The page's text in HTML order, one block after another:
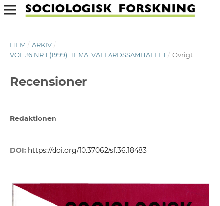
HEM / ARKIV /
VOL 36 NR 1 (1999): TEMA: VÄLFÄRDSSAMHÄLLET / Övrigt
Recensioner
Redaktionen
DOI: https://doi.org/10.37062/sf.36.18483